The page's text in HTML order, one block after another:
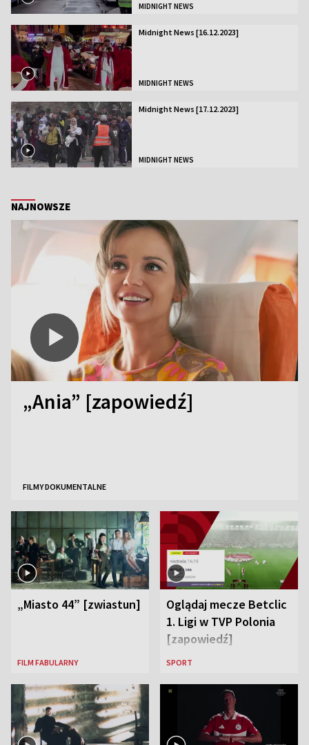
MIDNIGHT NEWS
Midnight News [16.12.2023]
MIDNIGHT NEWS
Midnight News [17.12.2023]
MIDNIGHT NEWS
NAJNOWSZE
„Ania” [zapowiedź]
FILMY DOKUMENTALNE
„Miasto 44” [zwiastun]
FILM FABULARNY
Oglądaj mecze Betclic
1. Ligi w TVP Polonia
[zapowiedź]
SPORT